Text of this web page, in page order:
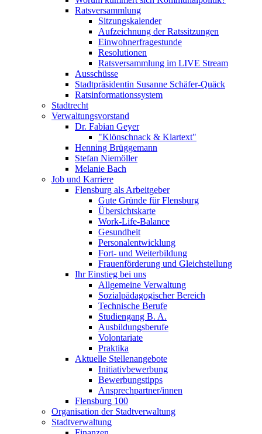
Ratsversammlung
Sitzungskalender
Aufzeichnung der Ratssitzungen
Einwohnerfragestunde
Resolutionen
Ratsversammlung im LIVE Stream
Ausschüsse
Stadtpräsidentin Susanne Schäfer-Quäck
Ratsinformationssystem
Stadtrecht
Verwaltungsvorstand
Dr. Fabian Geyer
"Klönschnack & Klartext"
Henning Brüggemann
Stefan Niemöller
Melanie Bach
Job und Karriere
Flensburg als Arbeitgeber
Gute Gründe für Flensburg
Übersichtskarte
Work-Life-Balance
Gesundheit
Personalentwicklung
Fort- und Weiterbildung
Frauenförderung und Gleichstellung
Ihr Einstieg bei uns
Allgemeine Verwaltung
Sozialpädagogischer Bereich
Technische Berufe
Studiengang B. A.
Ausbildungsberufe
Volontariate
Praktika
Aktuelle Stellenangebote
Initiativbewerbung
Bewerbungstipps
Ansprechpartner/innen
Flensburg 100
Organisation der Stadtverwaltung
Stadtverwaltung